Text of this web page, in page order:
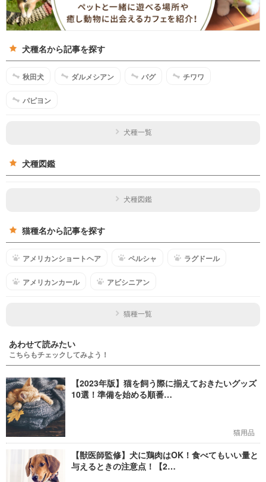
犬種名から記事を探す
秋田犬 ダルメシアン パグ チワワ
パピヨン
犬種一覧
犬種図鑑
犬種図鑑
猫種名から記事を探す
アメリカンショートヘア ペルシャ ラグドール
アメリカンカール アビシニアン
猫種一覧
あわせて読みたい
こちらもチェックしてみよう！
【2023年版】猫を飼う際に揃えておきたいグッズ
10選！準備を始める順番…
猫用品
【獣医師監修】犬に鶏肉はOK！食べてもいい量と
与えるときの注意点！【2…